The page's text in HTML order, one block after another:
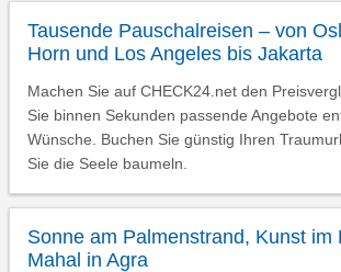
Tausende Pauschalreisen – von
Horn und Los Angeles bis Jakarta
Machen Sie auf CHECK24.net den
Sie binnen Sekunden passende Angebote
Wünsche. Buchen Sie günstig Ihren
Sie die Seele baumeln.
Sonne am Palmenstrand, Kunst im
Mahal in Agra